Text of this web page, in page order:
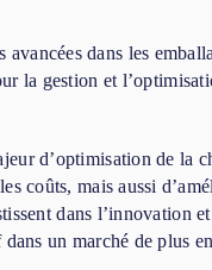
dans les
la gestion et
d’optimisation de la
coûts, mais aussi
dans l’innovation
un marché de plus